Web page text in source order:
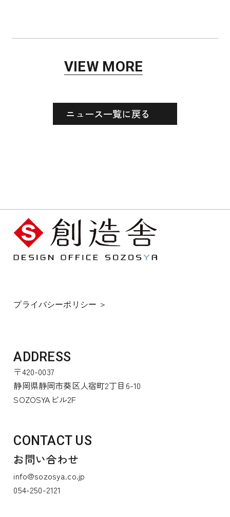
VIEW MORE
ニュース一覧に戻る
プライバシーポリシー ＞
ADDRESS
〒420-0037
静岡県静岡市葵区人宿町2丁目6-10
SOZOSYAビル2F
CONTACT US
お問い合わせ
info@sozosya.co.jp
054-250-2121